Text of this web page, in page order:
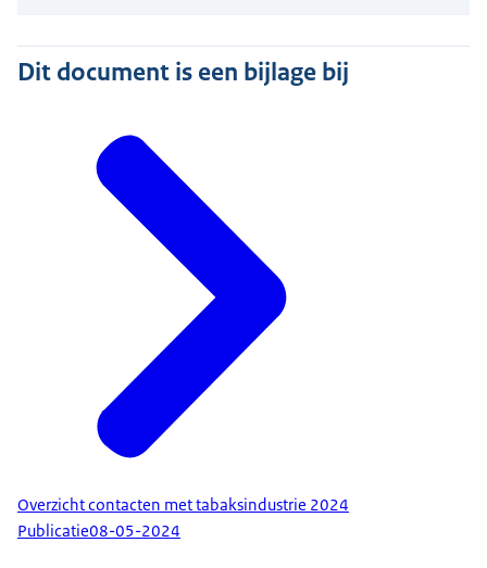
Dit document is een bijlage bij
Overzicht contacten met tabaksindustrie 2024
Publicatie08-05-2024